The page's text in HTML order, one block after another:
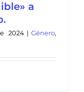
a
2024 | Género,